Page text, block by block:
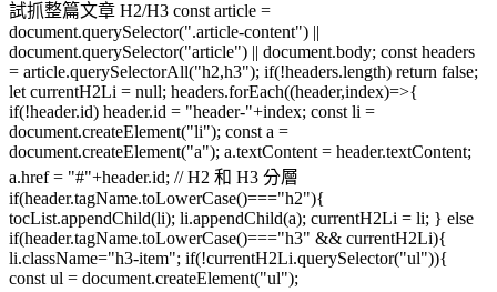
試抓整篇文章 H2/H3 const article =
document.querySelector(".article-content") ||
document.querySelector("article") || document.body; const headers
= article.querySelectorAll("h2,h3"); if(!headers.length) return false;
let currentH2Li = null; headers.forEach((header,index)=>{
if(!header.id) header.id = "header-"+index; const li =
document.createElement("li"); const a =
document.createElement("a"); a.textContent = header.textContent;
a.href = "#"+header.id; // H2 和 H3 分層
if(header.tagName.toLowerCase()==="h2"){
tocList.appendChild(li); li.appendChild(a); currentH2Li = li; } else
if(header.tagName.toLowerCase()==="h3" && currentH2Li){
li.className="h3-item"; if(!currentH2Li.querySelector("ul")){
const ul = document.createElement("ul");